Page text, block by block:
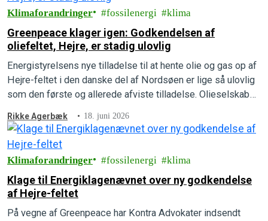
Klimaforandringer fossilenergi klima
Greenpeace klager igen: Godkendelsen af
oliefeltet, Hejre, er stadig ulovlig
Energistyrelsens nye tilladelse til at hente olie og gas op af
Hejre-feltet i den danske del af Nordsøen er lige så ulovlig
som den første og allerede afviste tilladelse. Olieselskabet,
betyde for mennesker, natur og klima, som der står i loven.
Greenpeace har derfor indsendt en ny…
Rikke Agerbæk 18. juni 2026
Klimaforandringer fossilenergi klima
Klage til Energiklagenævnet over ny godkendelse
af Hejre-feltet
På vegne af Greenpeace har Kontra Advokater indsendt